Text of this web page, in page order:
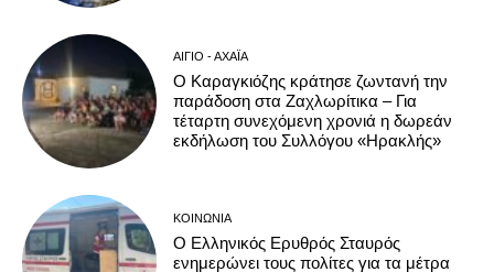
ΑΊΓΙΟ - ΑΧΑΪ́Α
Ο Καραγκιόζης κράτησε ζωντανή την
παράδοση στα Ζαχλωρίτικα – Για
τέταρτη συνεχόμενη χρονιά η δωρεάν
εκδήλωση του Συλλόγου «Ηρακλής»
ΚΟΙΝΩΝΊΑ
Ο Ελληνικός Ερυθρός Σταυρός
ενημερώνει τους πολίτες για τα μέτρα